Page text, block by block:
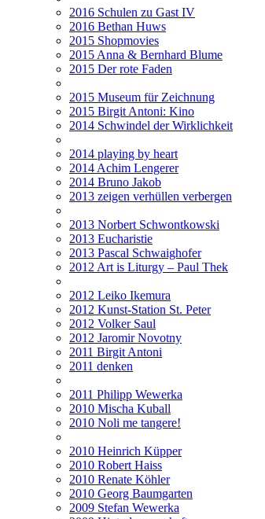
2016 Schulen zu Gast IV
2016 Bethan Huws
2015 Shopmovies
2015 Anna & Bernhard Blume
2015 Der rote Faden
2015 Museum für Zeichnung
2015 Birgit Antoni: Kino
2014 Schwindel der Wirklichkeit
2014 playing by heart
2014 Achim Lengerer
2014 Bruno Jakob
2013 zeigen verhüllen verbergen
2013 Norbert Schwontkowski
2013 Eucharistie
2013 Pascal Schwaighofer
2012 Art is Liturgy – Paul Thek
2012 Leiko Ikemura
2012 Kunst-Station St. Peter
2012 Volker Saul
2012 Jaromir Novotny
2011 Birgit Antoni
2011 denken
2011 Philipp Wewerka
2010 Mischa Kuball
2010 Noli me tangere!
2010 Heinrich Küpper
2010 Robert Haiss
2010 Renate Köhler
2010 Georg Baumgarten
2009 Stefan Wewerka